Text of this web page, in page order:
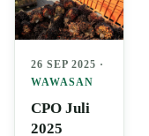
26 SEP 2025 ·
WAWASAN
CPO Juli
2025